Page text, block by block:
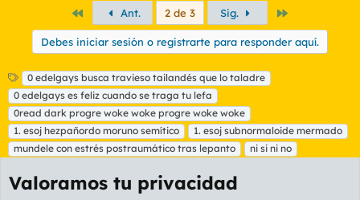
PrimeroAnt. 2 de 3 Sig.
Debes iniciar sesión o registrarte para responder aquí.
E
t
i
q
u
e
a
s
0 edelgays busca travieso tailandés que lo taladre
0 edelgays es feliz cuando se traga tu lefa
0read dark progre woke woke progre woke woke
1. esoj hezpañordo moruno semítico
1. esoj subnormaloide mermado
mundele con estrés postraumático tras lepanto
ni si ni no
trujamán también estuvo en lepanto
Valoramos tu privacidad